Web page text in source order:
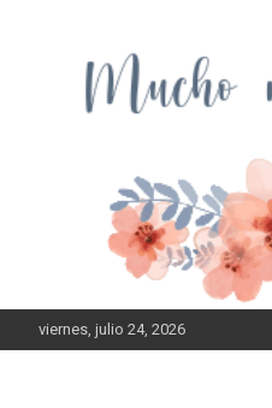
viernes, julio 24, 2026